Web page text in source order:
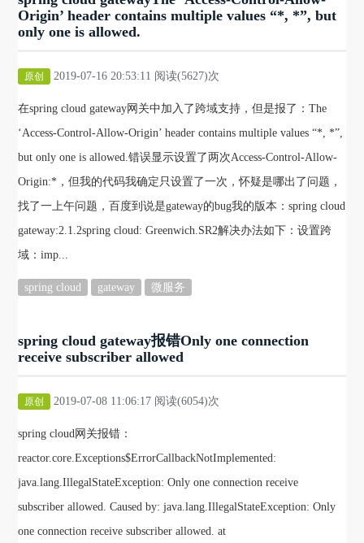
Origin’ header contains multiple values “*, *”, but
only one is allowed.
原创 2019-07-16 20:53:11 阅读(5627)次
在spring cloud gateway网关中加入了跨域支持，但是报了：The
‘Access-Control-Allow-Origin’ header contains multiple values “*, *”,
but only one is allowed.错误显示设置了两次Access-Control-Allow-
Origin:*，但我的代码我确定只设置了一次，怀疑是哪出了问题，
找了一上午问题，百度到说是gateway的bug我的版本：spring cloud
gateway:2.1.2spring cloud: Greenwich.SR2解决办法如下：设置跨
域：imp...
spring cloud gateway 微服务
spring cloud gateway报错Only one connection
receive subscriber allowed
原创 2019-07-08 11:06:17 阅读(6054)次
spring cloud网关报错：
reactor.core.Exceptions$ErrorCallbackNotImplemented:
java.lang.IllegalStateException: Only one connection receive
subscriber allowed. Caused by: java.lang.IllegalStateException: Only
one connection receive subscriber allowed. at